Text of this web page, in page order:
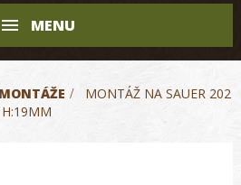
MENU
MONTÁŽE >
MONTÁŽ NA SAUER 202